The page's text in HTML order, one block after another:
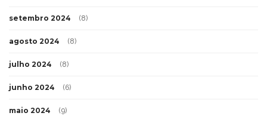
setembro 2024 (8)
agosto 2024 (8)
julho 2024 (8)
junho 2024 (6)
maio 2024 (9)